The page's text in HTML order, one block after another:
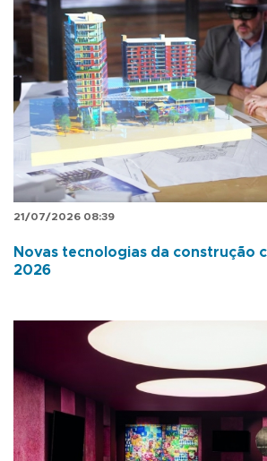
21/07/2026 08:39
Novas tecnologias da construção
2026